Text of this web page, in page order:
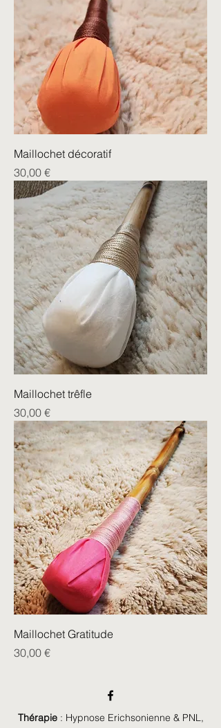
Maillochet décoratif
Prix
30,00 €
Maillochet trêfle
Prix
30,00 €
Maillochet Gratitude
Prix
30,00 €
Thérapie: Hypnose Erichsonienne & PNL,